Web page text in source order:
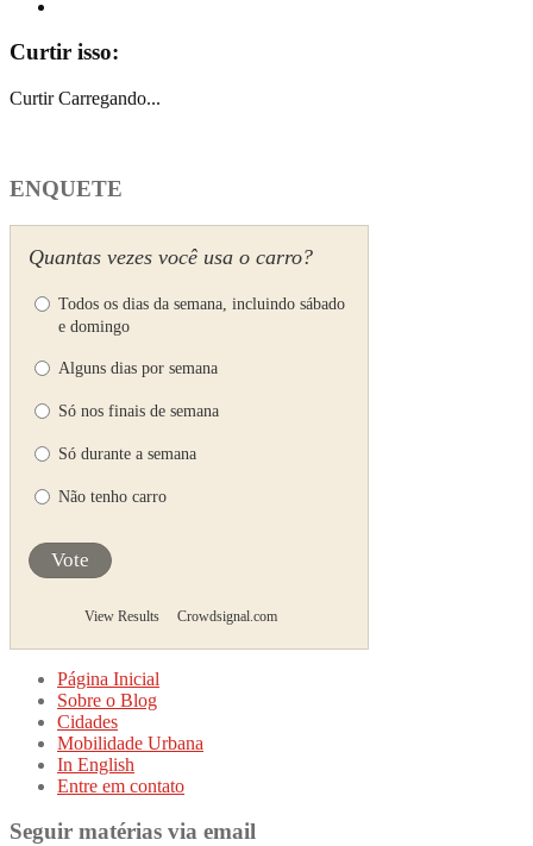
Curtir isso:
Curtir Carregando...
ENQUETE
Quantas vezes você usa o carro?
Todos os dias da semana, incluindo sábado
e domingo
Alguns dias por semana
Só nos finais de semana
Só durante a semana
Não tenho carro
Vote
View Results Crowdsignal.com
Página Inicial
Sobre o Blog
Cidades
Mobilidade Urbana
In English
Entre em contato
Seguir matérias via email